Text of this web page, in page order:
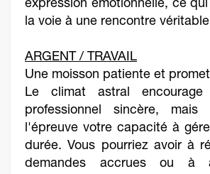
expression émotionnelle, ce
la voie à une rencontre
ARGENT / TRAVAIL
Une moisson patiente et
Le climat astral encourage
professionnel sincère,
l'épreuve votre capacité à
durée. Vous pourriez avoir à
demandes accrues ou à